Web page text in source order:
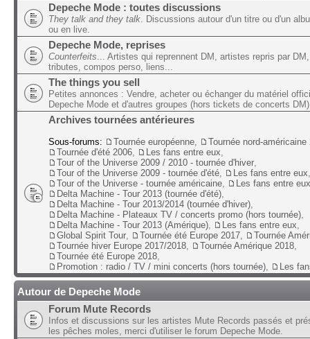
Depeche Mode : toutes discussions
They talk and they talk . Discussions autour d'un titre ou d'un
ou en live.
Depeche Mode, reprises
Counterfeits ... Artistes qui reprennent DM, artistes repris par
tributes, compos perso, liens...
The things you sell
Petites annonces : Vendre, acheter ou échanger du matériel
Depeche Mode et d'autres groupes (hors tickets de concerts DM)
Archives tournées antérieures
Sous-forums: Tournée européenne
Tournée nord-américaine
Tournée d'été 2006
Les fans entre eux
Tour of the Universe 2009 / 2010 - tournée d'hiver
Tour of the Universe 2009 - tournée d'été
Les fans entre eux
Tour of the Universe - tournée américaine
Les fans entre eux
Delta Machine - Tour 2013 (tournée d'été)
Delta Machine - Tour 2013/2014 (tournée d'hiver)
Delta Machine - Plateaux TV / concerts promo (hors tournée)
Delta Machine - Tour 2013 (Amérique)
Les fans entre eux
Global Spirit Tour
Tournée été Europe 2017
Tournée
Tournée hiver Europe 2017/2018
Tournée Amérique 2018
Tournée été Europe 2018
Promotion : radio / TV / mini concerts (hors tournée)
Les
Autour de Depeche Mode
Forum Mute Records
Infos et discussions sur les artistes Mute Records passés et
les pêches moles, merci d'utiliser le forum Depeche Mode.